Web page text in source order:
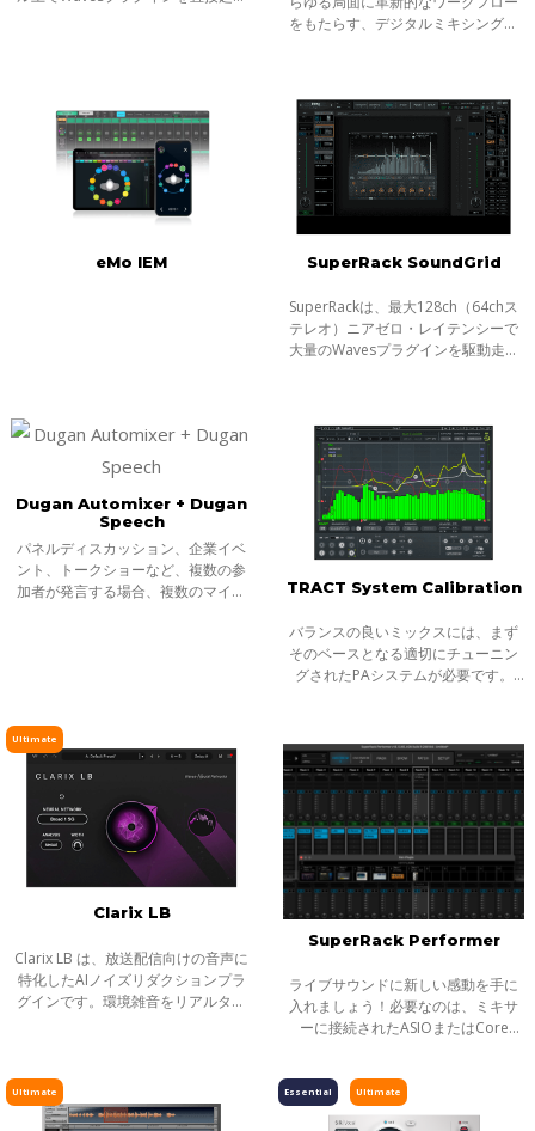
をもたらす、デジタルミキシング・
要求され
eMo IEM SuperRack SoundGrid
SuperRackは、最大128ch（64chス
テレオ）ニアゼロ・レイテンシーで
大量のWavesプラグインを駆動走ら
す。
Dugan Automixer + Dugan
Speech
パネルディスカッション、企業イベ
ント、トークショーなど、複数の参
加者が発言する場合、複数のマイク
TRACT System Calibration
バランスの良いミックスには、まず
そのベースとなる適切にチューニン
グされたPAシステムが必要です。
ューニングするためのプラグインで
す。Ration
Ultimate
Clarix LB
Clarix LB は、放送配信向けの音声に
特化したAIノイズリダクションプラ
グインです。環境雑音をリアルタイ
SuperRack Performer
ライブサウンドに新しい感動を手に
入れましょう！必要なのは、ミキサ
ーに接続されたASIOまたはCore
グインだけで、追加のハードウェア
は必要ありま
Ultimate Ultimate
Essential